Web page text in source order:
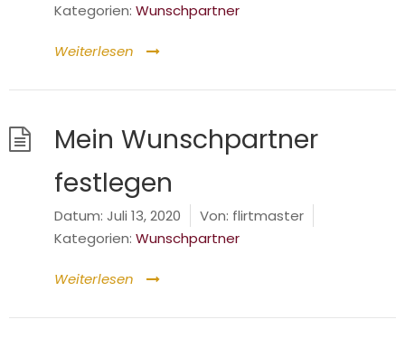
Kategorien: Wunschpartner
Weiterlesen
Mein Wunschpartner
festlegen
Datum: Juli 13, 2020 Von: flirtmaster
Kategorien: Wunschpartner
Weiterlesen